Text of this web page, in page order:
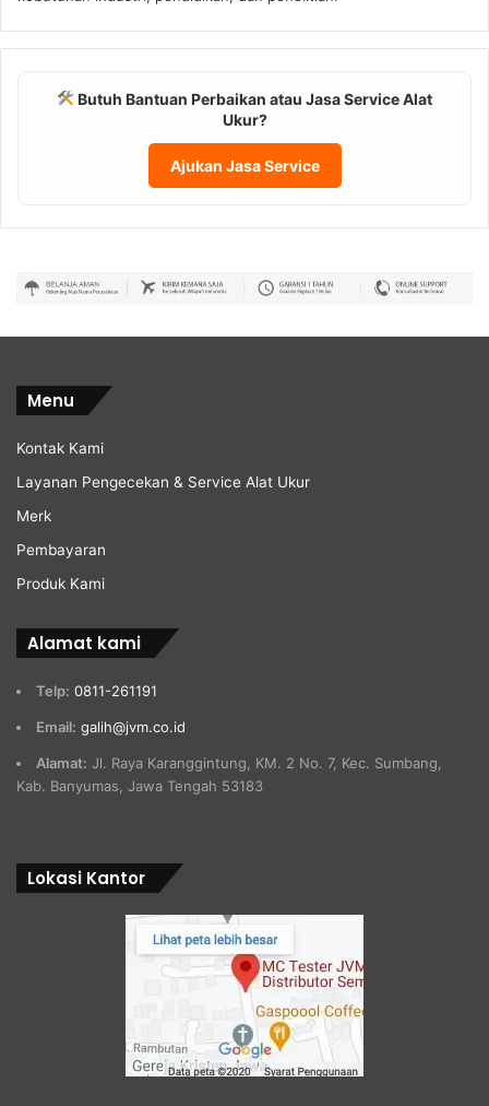
Butuh Bantuan Perbaikan atau Jasa Service Alat
Ukur?
Ajukan Jasa Service
Menu
Kontak Kami
Layanan Pengecekan & Service Alat Ukur
Merk
Pembayaran
Produk Kami
Alamat kami
Telp: 0811-261191
Email: galih@jvm.co.id
Alamat: Jl. Raya Karanggintung, KM. 2 No. 7, Kec. Sumbang,
Kab. Banyumas, Jawa Tengah 53183
Lokasi Kantor